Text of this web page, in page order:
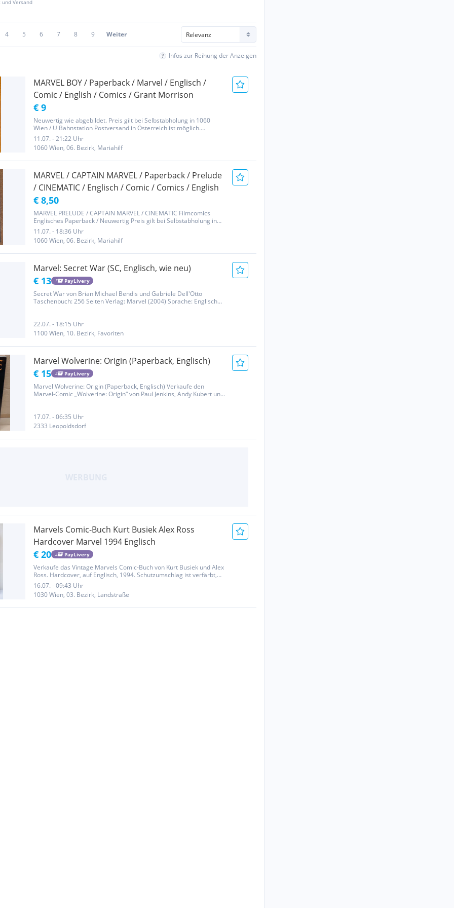
und Versand
4 5 6 7 8 9 Weiter
Infos zur Reihung der Anzeigen
MARVEL BOY / Paperback / Marvel / Englisch /
Comic / English / Comics / Grant Morrison
€ 9
Neuwertig wie abgebildet. Preis gilt bei Selbstabholung in 1060
Wien / U Bahnstation Postversand in Österreich ist möglich.
Sprache ist englisch.
11.07. - 21:22 Uhr
1060 Wien, 06. Bezirk, Mariahilf
MARVEL / CAPTAIN MARVEL / Paperback / Prelude
/ CINEMATIC / Englisch / Comic / Comics / English
€ 8,50
MARVEL PRELUDE / CAPTAIN MARVEL / CINEMATIC Filmcomics
Englisches Paperback / Neuwertig Preis gilt bei Selbstabholung in
1060 Wien / U Bahnstation Postversand in Österreich ist möglich.
Neupreis US 17,99.-
11.07. - 18:36 Uhr
1060 Wien, 06. Bezirk, Mariahilf
Marvel: Secret War (SC, Englisch, wie neu)
€ 13 PayLivery
Secret War von Brian Michael Bendis und Gabriele Dell'Otto
Taschenbuch: 256 Seiten Verlag: Marvel (2004) Sprache: Englisch
22.07. - 18:15 Uhr
1100 Wien, 10. Bezirk, Favoriten
Marvel Wolverine: Origin (Paperback, Englisch)
€ 15 PayLivery
Marvel Wolverine: Origin (Paperback, Englisch) Verkaufe den
Marvel-Comic „Wolverine: Origin“ von Paul Jenkins, Andy Kubert und
17.07. - 06:35 Uhr
2333 Leopoldsdorf
Marvels Comic-Buch Kurt Busiek Alex Ross
Hardcover Marvel 1994 Englisch
€ 20 PayLivery
Verkaufe das Vintage Marvels Comic-Buch von Kurt Busiek und Alex
Ross. Hardcover, auf Englisch, 1994. Schutzumschlag ist verfärbt,
aber ansonsten gut erhalten. Selbstabholung in Wien 3 nahe U3
Gasometer (ca. 8 Gehminuten) oder Versand innerhalb...
16.07. - 09:43 Uhr
1030 Wien, 03. Bezirk, Landstraße